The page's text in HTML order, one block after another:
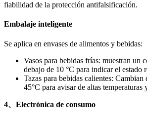
fiabilidad de la protección antifalsificación.
Embalaje inteligente
Se aplica en envases de alimentos y bebidas:
Vasos para bebidas frías: muestran un
debajo de 10 °C para indicar el estado
Tazas para bebidas calientes:
45°C para avisar de altas temperaturas
4、Electrónica de consumo